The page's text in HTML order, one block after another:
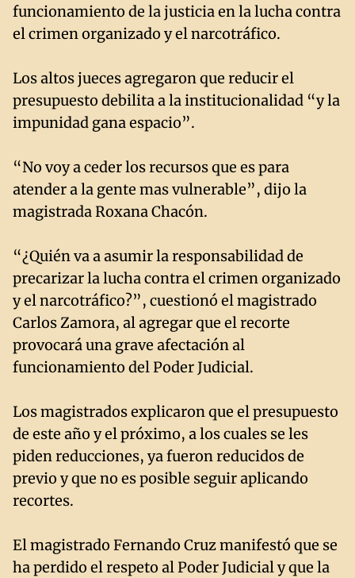
funcionamiento de la justicia en la lucha contra
el crimen organizado y el narcotráfico.
Los altos jueces agregaron que reducir el
presupuesto debilita a la institucionalidad “y la
impunidad gana espacio”.
“No voy a ceder los recursos que es para
atender a la gente mas vulnerable”, dijo la
magistrada Roxana Chacón.
“¿Quién va a asumir la responsabilidad de
precarizar la lucha contra el crimen organizado
y el narcotráfico?”, cuestionó el magistrado
Carlos Zamora, al agregar que el recorte
provocará una grave afectación al
funcionamiento del Poder Judicial.
Los magistrados explicaron que el presupuesto
de este año y el próximo, a los cuales se les
piden reducciones, ya fueron reducidos de
previo y que no es posible seguir aplicando
recortes.
El magistrado Fernando Cruz manifestó que se
ha perdido el respeto al Poder Judicial y que la